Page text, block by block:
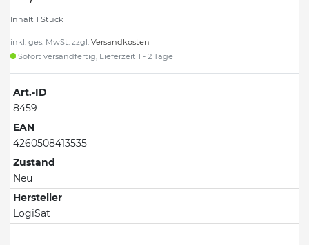
Inhalt 1 Stück
inkl. ges. MwSt. zzgl. Versandkosten
Sofort versandfertig, Lieferzeit 1 - 2 Tage
Art.-ID
8459
EAN
4260508413535
Zustand
Neu
Hersteller
LogiSat